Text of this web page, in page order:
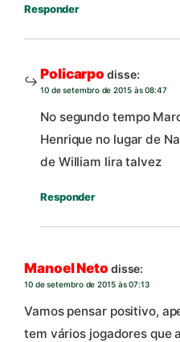
Responder
Policarpo disse:
10 de setembro de 2015 às 08:47
No segundo tempo
Henrique no lugar de
de William lira talvez
Responder
Manoel Neto disse:
10 de setembro de 2015 às 07:13
Vamos pensar positivo,
tem vários jogadores que